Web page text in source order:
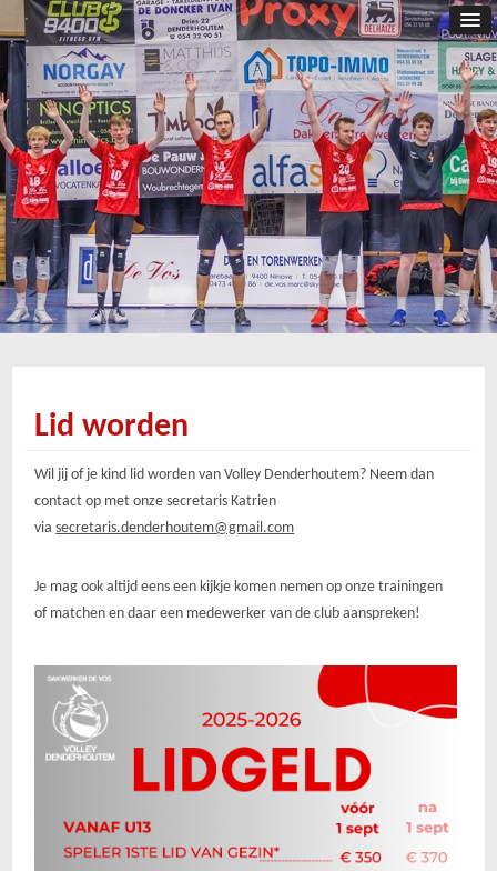
Lid worden
Wil jij of je kind lid worden van Volley Denderhoutem? Neem dan
contact op met onze secretaris Katrien
viasecretaris.denderhoutem@gmail.com
Je mag ook altijd eens een kijkje komen nemen op onze trainingen
of matchen en daar een medewerker van de club aanspreken!